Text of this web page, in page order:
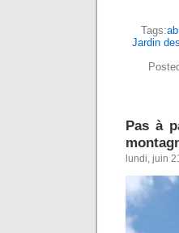
Tags:
Jardin
Pas à
lundi, juin